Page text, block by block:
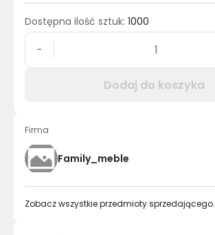
Dostępna ilość sztuk: 1000
-
Dodaj do koszyka
Firma
Family_meble
Zobacz wszystkie przedmioty sprzedającego.